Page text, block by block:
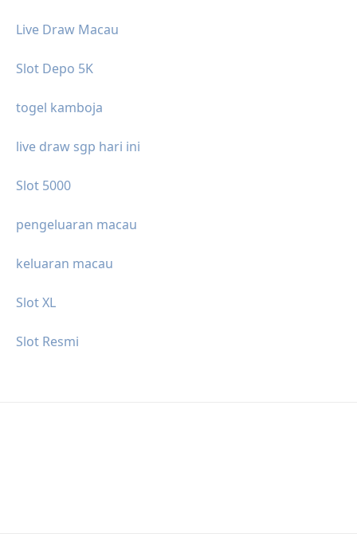
Live Draw Macau
Slot Depo 5K
togel kamboja
live draw sgp hari ini
Slot 5000
pengeluaran macau
keluaran macau
Slot XL
Slot Resmi